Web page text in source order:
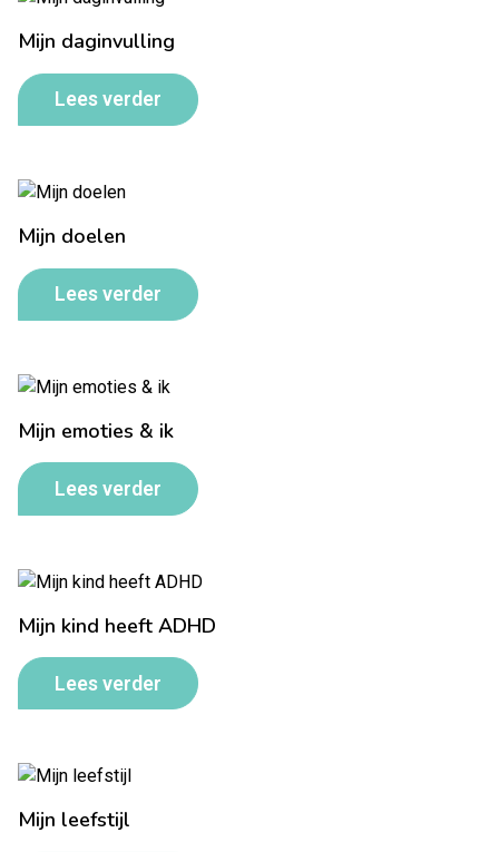
Mijn daginvulling
Lees verder
Mijn doelen
Lees verder
Mijn emoties & ik
Lees verder
Mijn kind heeft ADHD
Lees verder
Mijn leefstijl